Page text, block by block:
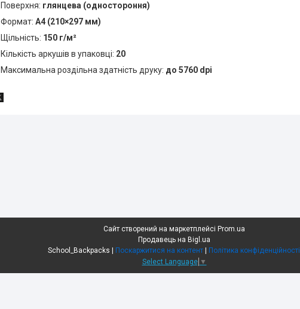
Поверхня: глянцева (одностороння)
Формат: A4 (210×297 мм)
Щільність: 150 г/м²
Кількість аркушів в упаковці: 20
Максимальна роздільна здатність друку: до 5760 dpi
Сайт створений на маркетплейсі Prom.ua
Продавець на Bigl.ua
Поскаржитися на контент
Політика конфіденційності
Select Language ▼